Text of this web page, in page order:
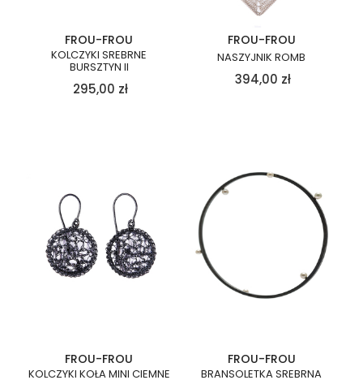
FROU-FROU
KOLCZYKI SREBRNE
BURSZTYN II
295,00 zł
FROU-FROU
NASZYJNIK ROMB
394,00 zł
FROU-FROU
KOLCZYKI KOŁA MINI CIEMNE
FROU-FROU
BRANSOLETKA SREBRNA